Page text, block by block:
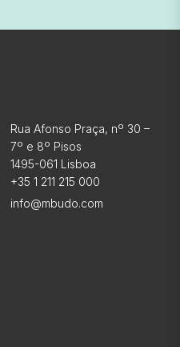
Rua Afonso Praça, nº 30 –
7º e 8º Pisos
1495-061 Lisboa
+35 1 211 215 000
info@mbudo.com